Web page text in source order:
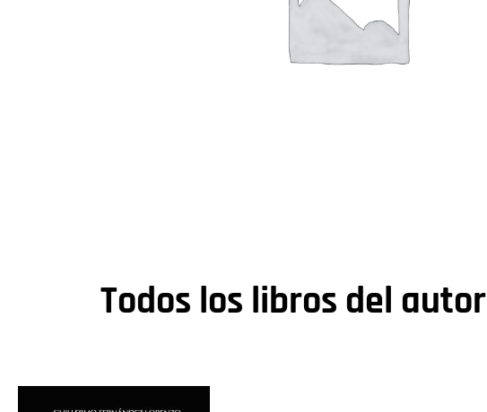
Todos los libros del autor